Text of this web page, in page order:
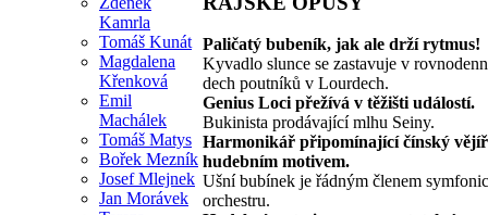
Kamrla
Tomáš Kunát
Magdalena
Křenková
Emil
Machálek
Tomáš Matys
Bořek Mezník
Josef Mlejnek
Jan Morávek
Paličatý bubeník, jak ale drží rytmus!
Kyvadlo slunce se zastavuje v
dech poutníků v Lourdech.
Genius Loci přežívá v těžišti událostí.
Bukinista prodávající mlhu Seiny.
Harmonikář připomínající čínský
hudebním motivem.
Ušní bubínek je řádným členem
orchestru.